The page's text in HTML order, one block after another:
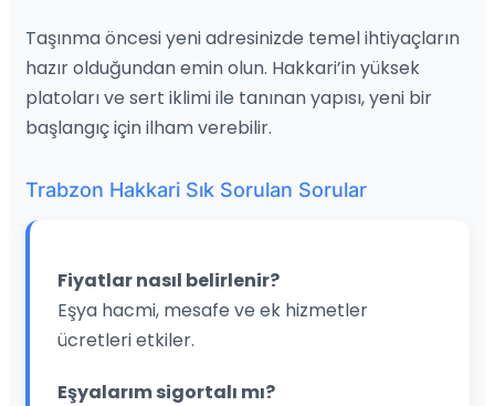
Taşınma öncesi yeni adresinizde temel ihtiyaçların
hazır olduğundan emin olun. Hakkari’in yüksek
platoları ve sert iklimi ile tanınan yapısı, yeni bir
başlangıç için ilham verebilir.
Trabzon Hakkari Sık Sorulan Sorular
Fiyatlar nasıl belirlenir?
Eşya hacmi, mesafe ve ek hizmetler
ücretleri etkiler.
Eşyalarım sigortalı mı?